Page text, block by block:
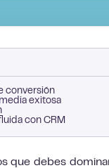
conversión
exitosa
con CRM
que debes